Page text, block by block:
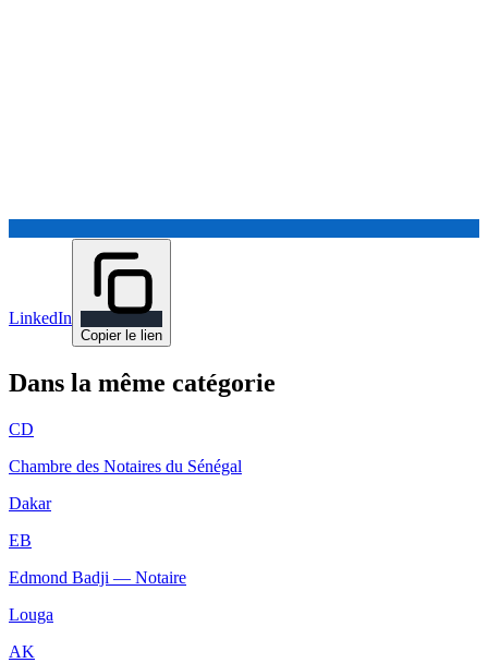
LinkedIn
Copier le lien
Dans la même catégorie
CD
Chambre des Notaires du Sénégal
Dakar
EB
Edmond Badji — Notaire
Louga
AK